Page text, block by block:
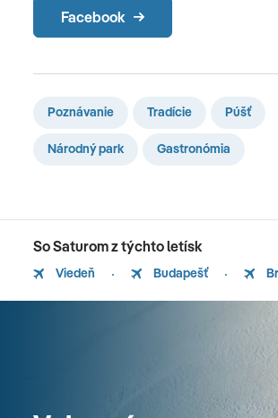
Facebook
Poznávanie Tradície Púšť
Národný park Gastronómia
So Saturom z týchto letísk
Viedeň Budapešť